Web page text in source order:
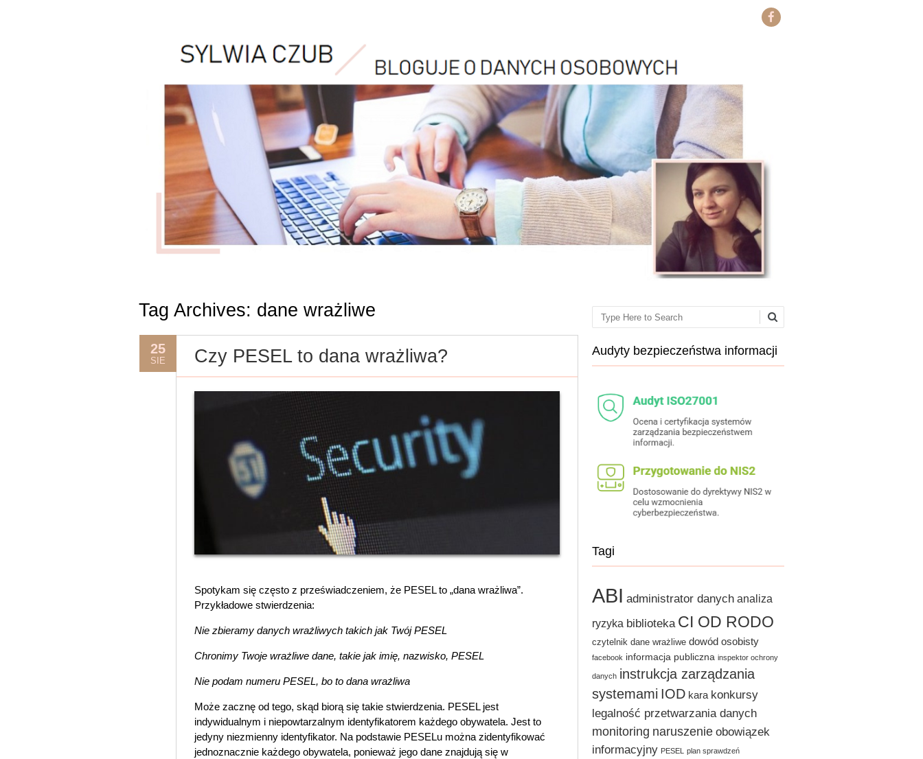
Tag Archives: dane wrażliwe
25
SIE Czy PESEL to dana wrażliwa?
Spotykam się często z przeświadczeniem, że PESEL to „dana wrażliwa”.
Przykładowe stwierdzenia:
Nie zbieramy danych wrażliwych takich jak Twój PESEL
Chronimy Twoje wrażliwe dane, takie jak imię, nazwisko, PESEL
Nie podam numeru PESEL, bo to dana wrażliwa
Może zacznę od tego, skąd biorą się takie stwierdzenia. PESEL jest
indywidualnym i niepowtarzalnym identyfikatorem każdego obywatela. Jest to
jedyny niezmienny identyfikator. Na podstawie PESELu można zidentyfikować
jednoznacznie każdego obywatela, ponieważ jego dane znajdują się w
Search
Audyty bezpieczeństwa informacji
Tagi
ABI administrator danych analiza
ryzyka biblioteka CI OD RODO
czytelnik dane wrażliwe dowód osobisty
facebook informacja publiczna inspektor ochrony
danych instrukcja zarządzania
systemami IOD kara konkursy
legalność przetwarzania danych
monitoring naruszenie obowiązek
informacyjny PESEL plan sprawdzeń